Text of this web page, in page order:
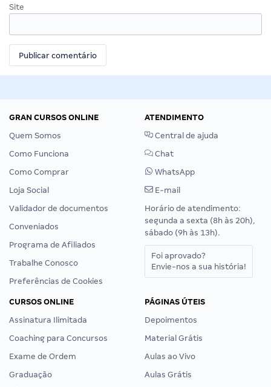
Site
GRAN CURSOS ONLINE
Quem Somos
Como Funciona
Como Comprar
Loja Social
Validador de documentos
Conveniados
Programa de Afiliados
Trabalhe Conosco
Preferências de Cookies
ATENDIMENTO
Central de ajuda
Chat
WhatsApp
E-mail
Horário de atendimento:
segunda a sexta (8h às 20h),
sábado (9h às 13h).
Foi aprovado?
Envie-nos a sua história!
CURSOS ONLINE
Assinatura Ilimitada
Coaching para Concursos
Exame de Ordem
Graduação
PÁGINAS ÚTEIS
Depoimentos
Material Grátis
Aulas ao Vivo
Aulas Grátis